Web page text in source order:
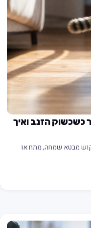
הזנב ואיך
מבטא שמחה, מתח או